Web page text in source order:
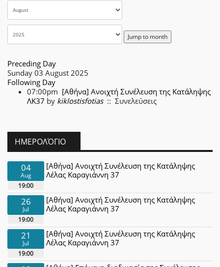
Jump to month
Preceding Day
Sunday 03 August 2025
Following Day
07:00pm [Αθήνα] Ανοιχτή Συνέλευση της Κατάληψης
ΛΚ37 by kiklostisfotias:: Συνελεύσεις
ΗΜΕΡΟΛΌΓΙΟ
04
Aug
19:00
[Αθήνα] Ανοιχτή Συνέλευση της Κατάληψης
Λέλας Καραγιάννη 37
26
Jul
19:00
[Αθήνα] Ανοιχτή Συνέλευση της Κατάληψης
Λέλας Καραγιάννη 37
21
Jul
19:00
[Αθήνα] Ανοιχτή Συνέλευση της Κατάληψης
Λέλας Καραγιάννη 37